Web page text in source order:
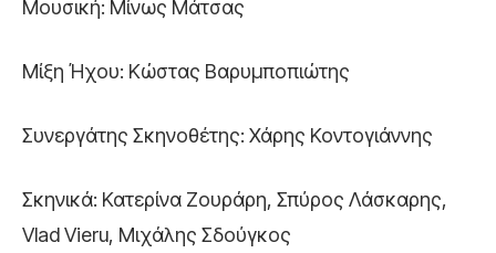
Μουσική: Μίνως Μάτσας
Μίξη Ήχου: Κώστας Βαρυμποπιώτης
Συνεργάτης Σκηνοθέτης: Χάρης Κοντογιάννης
Σκηνικά: Κατερίνα Ζουράρη, Σπύρος Λάσκαρης,
Vlad Vieru, Μιχάλης Σδούγκος